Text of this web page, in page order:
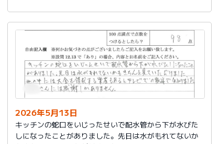
2026年5月13日
キッチンの蛇口をいじったせいで配水管から下が水びた
しになったことがありました。先日は水がもれてないか